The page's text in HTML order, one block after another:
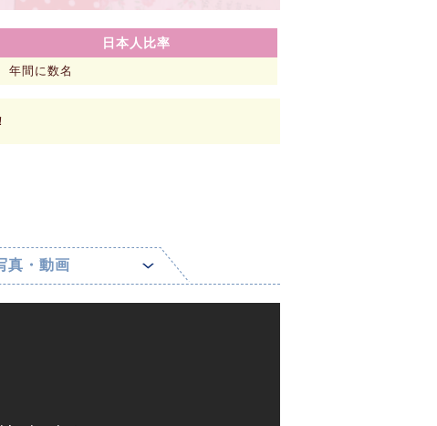
日本人比率
年間に数名
真・動画